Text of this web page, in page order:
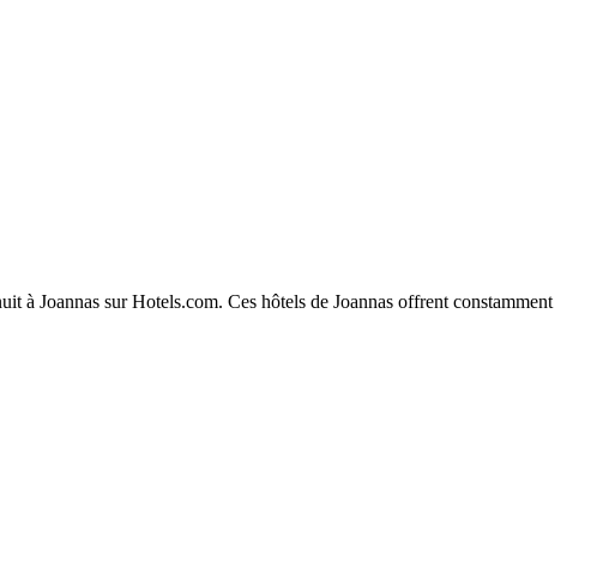
à Joannas sur Hotels.com. Ces hôtels de Joannas offrent constamment